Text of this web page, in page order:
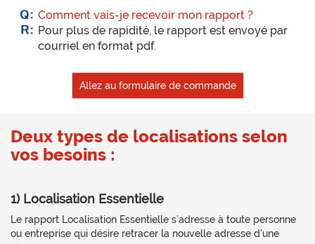
Comment vais-je recevoir mon rapport ?
Pour plus de rapidité, le rapport est envoyé par
courriel en format pdf.
Allez au formulaire de commande
Deux types de localisations selon
vos besoins :
1) Localisation Essentielle
Le rapport Localisation Essentielle s’adresse à toute personne
ou entreprise qui désire retracer la nouvelle adresse d'une